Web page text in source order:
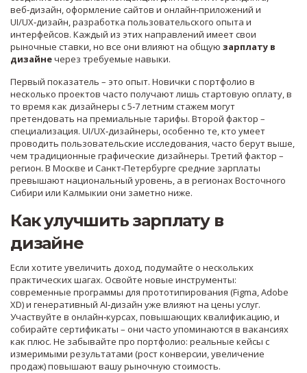
веб‑дизайн, оформление сайтов и онлайн‑приложений и
UI/UX‑дизайн,разработка пользовательского опыта и
интерфейсов. Каждый из этих направлений имеет свои
рыночные ставки, но все они влияют на общую зарплату в
дизайнечерез требуемые навыки.
Первый показатель – это опыт. Новички с портфолио в
несколько проектов часто получают лишь стартовую оплату, в
то время как дизайнеры с 5‑7 летним стажем могут
претендовать на премиальные тарифы. Второй фактор –
специализация. UI/UX‑дизайнеры, особенно те, кто умеет
проводить пользовательские исследования, часто берут выше,
чем традиционные графические дизайнеры. Третий фактор –
регион. В Москве и Санкт‑Петербурге средние зарплаты
превышают национальный уровень, а в регионах Восточного
Сибири или Калмыкии они заметно ниже.
Как улучшить зарплату в
дизайне
Если хотите увеличить доход, подумайте о нескольких
практических шагах. Освойте новые инструменты:
современные программы для прототипирования (Figma, Adobe
XD) и генеративный AI‑дизайн уже влияют на цены услуг.
Участвуйте в онлайн‑курсах, повышающих квалификацию, и
собирайте сертификаты – они часто упоминаются в вакансиях
как плюс. Не забывайте про портфолио: реальные кейсы с
измеримыми результатами (рост конверсии, увеличение
продаж) повышают вашу рыночную стоимость.